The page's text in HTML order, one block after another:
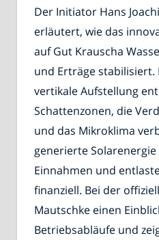
Der Initiator Hans
erläutert, wie das
auf Gut Krauscha
und Erträge
vertikale Aufstellung
Schattenzonen, die
und das Mikroklima
generierte
Einnahmen und
finanziell. Bei der
Mautschke einen
Betriebsabläufe und